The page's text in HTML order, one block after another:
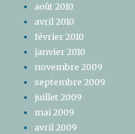
août 2010
avril 2010
février 2010
janvier 2010
novembre 2009
septembre 2009
juillet 2009
mai 2009
avril 2009